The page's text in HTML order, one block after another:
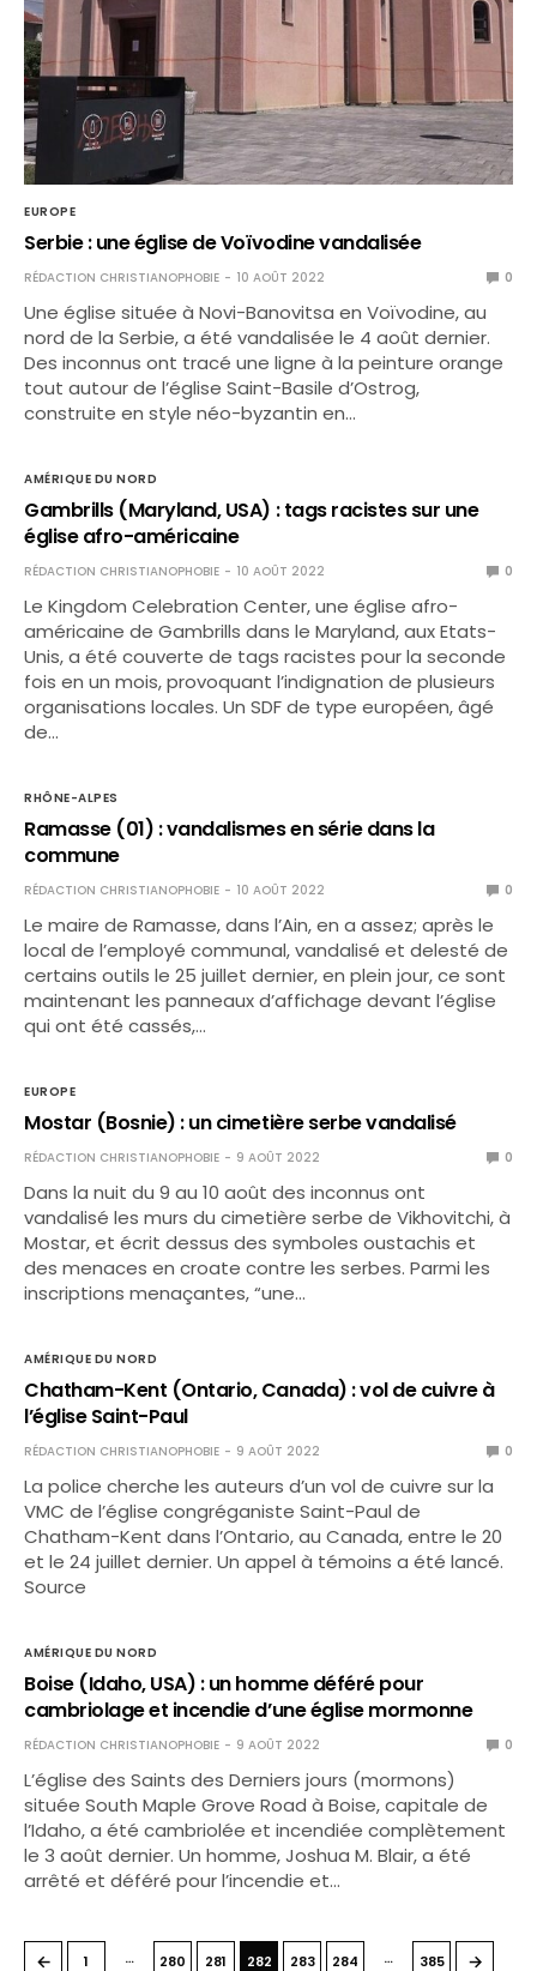
EUROPE
Serbie : une église de Voïvodine vandalisée
RÉDACTION CHRISTIANOPHOBIE 10 AOÛT 2022 0
Une église située à Novi-Banovitsa en Voïvodine, au
nord de la Serbie, a été vandalisée le 4 août dernier.
Des inconnus ont tracé une ligne à la peinture orange
tout autour de l’église Saint-Basile d’Ostrog,
construite en style néo-byzantin en…
AMÉRIQUE DU NORD
Gambrills (Maryland, USA) : tags racistes sur une
église afro-américaine
RÉDACTION CHRISTIANOPHOBIE 10 AOÛT 2022 0
Le Kingdom Celebration Center, une église afro-
américaine de Gambrills dans le Maryland, aux Etats-
Unis, a été couverte de tags racistes pour la seconde
fois en un mois, provoquant l’indignation de plusieurs
organisations locales. Un SDF de type européen, âgé
de…
RHÔNE-ALPES
Ramasse (01) : vandalismes en série dans la
commune
RÉDACTION CHRISTIANOPHOBIE 10 AOÛT 2022 0
Le maire de Ramasse, dans l’Ain, en a assez; après le
local de l’employé communal, vandalisé et delesté de
certains outils le 25 juillet dernier, en plein jour, ce sont
maintenant les panneaux d’affichage devant l’église
qui ont été cassés,…
EUROPE
Mostar (Bosnie) : un cimetière serbe vandalisé
RÉDACTION CHRISTIANOPHOBIE 9 AOÛT 2022 0
Dans la nuit du 9 au 10 août des inconnus ont
vandalisé les murs du cimetière serbe de Vikhovitchi, à
Mostar, et écrit dessus des symboles oustachis et
des menaces en croate contre les serbes. Parmi les
inscriptions menaçantes, “une…
AMÉRIQUE DU NORD
Chatham-Kent (Ontario, Canada) : vol de cuivre à
l’église Saint-Paul
RÉDACTION CHRISTIANOPHOBIE 9 AOÛT 2022 0
La police cherche les auteurs d’un vol de cuivre sur la
VMC de l’église congréganiste Saint-Paul de
Chatham-Kent dans l’Ontario, au Canada, entre le 20
et le 24 juillet dernier. Un appel à témoins a été lancé.
Source
AMÉRIQUE DU NORD
Boise (Idaho, USA) : un homme déféré pour
cambriolage et incendie d’une église mormonne
RÉDACTION CHRISTIANOPHOBIE 9 AOÛT 2022 0
L’église des Saints des Derniers jours (mormons)
située South Maple Grove Road à Boise, capitale de
l’Idaho, a été cambriolée et incendiée complètement
le 3 août dernier. Un homme, Joshua M. Blair, a été
arrêté et déféré pour l’incendie et…
← 1 … 280 281 282 283 284 … 385 →